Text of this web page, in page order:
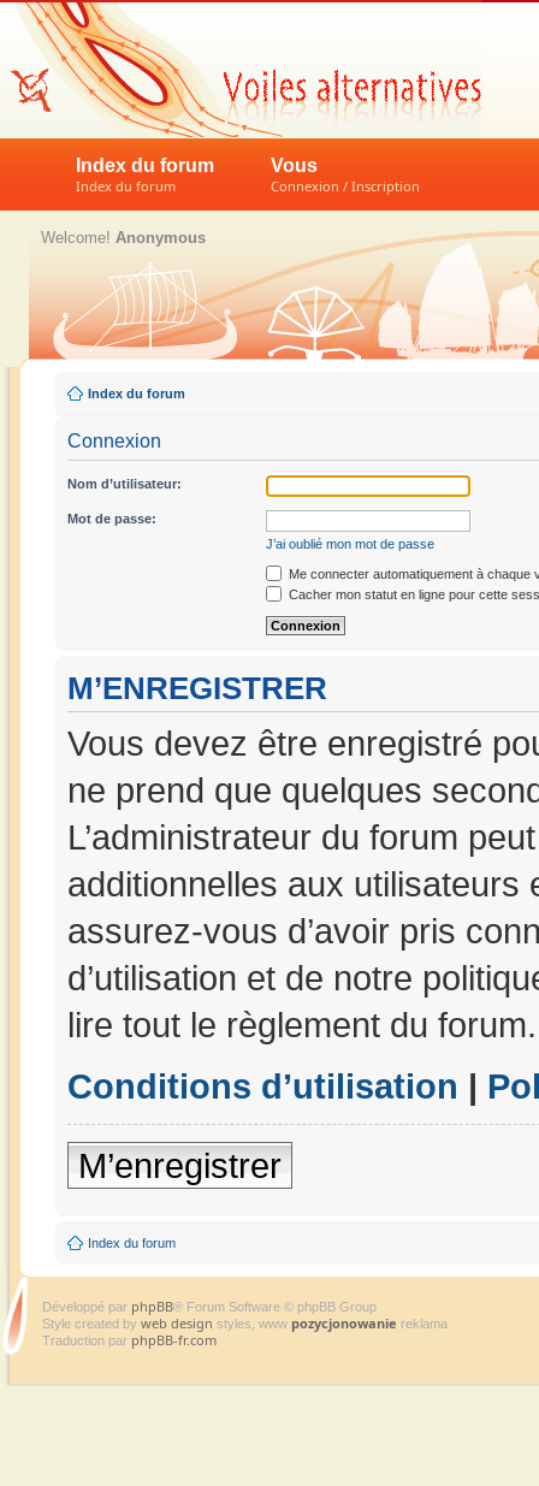
Index du forum
Index du forum
Vous
Connexion / Inscription
Welcome! Anonymous
Index du forum
Connexion
Nom d’utilisateur:
Mot de passe:
J’ai oublié mon mot de passe
Me connecter automatiquement à chaque
Cacher mon statut en ligne pour cette
M’ENREGISTRER
Vous devez être enregistré
ne prend que quelques
L’administrateur du forum
additionnelles aux utilisateurs
assurez-vous d’avoir pris
d’utilisation et de notre
lire tout le règlement du forum.
Conditions d’utilisation |
M’enregistrer
Index du forum
Développé par phpBB® Forum Software © phpBB Group
Style created by web design styles, www pozycjonowanie reklama
Traduction par phpBB-fr.com